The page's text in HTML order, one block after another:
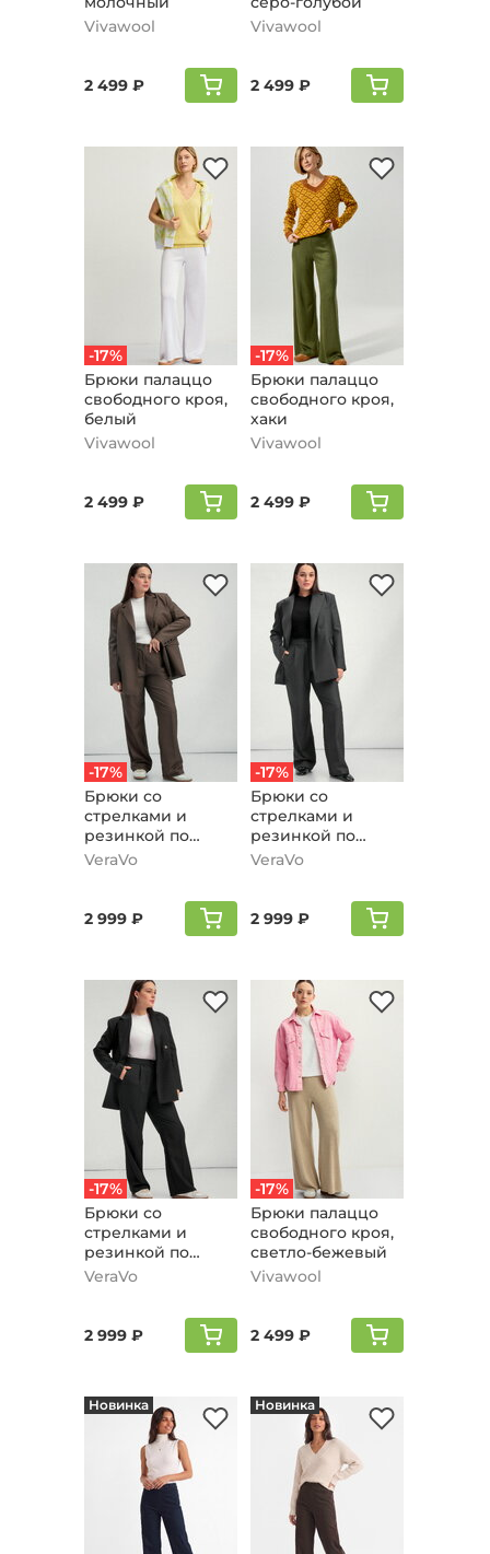
Vivawool
2 499 ₽
Vivawool
2 499 ₽
-17%
Брюки палаццо
свободного кроя,
белый
Vivawool
2 499 ₽
-17%
Брюки палаццо
свободного кроя,
хаки
Vivawool
2 499 ₽
-17%
Брюки со
стрелками и
резинкой по
поясу, кофейный
VeraVo
2 999 ₽
-17%
Брюки со
стрелками и
резинкой по
поясу,
VeraVo
2 999 ₽
-17%
Брюки со
стрелками и
резинкой по
поясу, черный
VeraVo
2 999 ₽
-17%
Брюки палаццо
свободного кроя,
светло-бежевый
Vivawool
2 499 ₽
Новинка Новинка